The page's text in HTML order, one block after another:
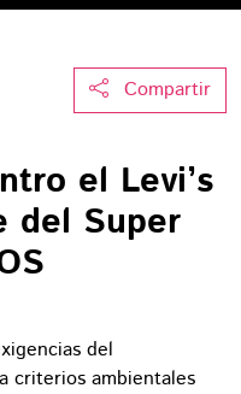
Compartir
el Levi’s
del Super
del
criterios ambientales